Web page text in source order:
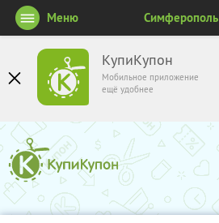
КупиКупон
Мобильное приложение
ещё удобнее
Меню Симферополь